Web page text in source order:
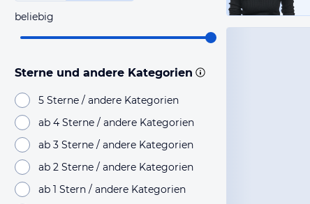
beliebig
Sterne und andere Kategorien
5 Sterne / andere Kategorien
ab 4 Sterne / andere Kategorien
ab 3 Sterne / andere Kategorien
ab 2 Sterne / andere Kategorien
ab 1 Stern / andere Kategorien